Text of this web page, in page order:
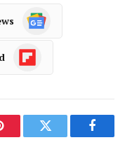
فيسبوك تويتر